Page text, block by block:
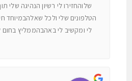
שלוהחזירו לי רשיון הנהיגה שלי
הטלפונים שלי ולכל שאלהבמיוחד
לי ומקשיב לי באהבהממליץ